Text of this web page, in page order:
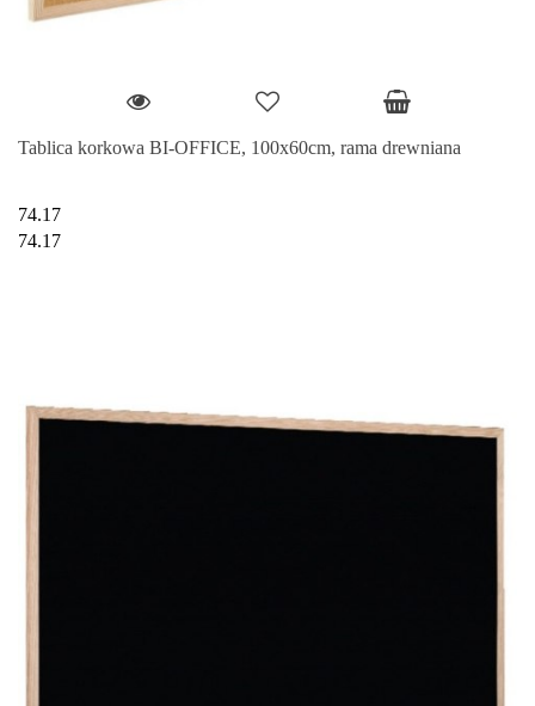
Tablica korkowa BI-OFFICE, 100x60cm, rama drewniana
74.17
74.17